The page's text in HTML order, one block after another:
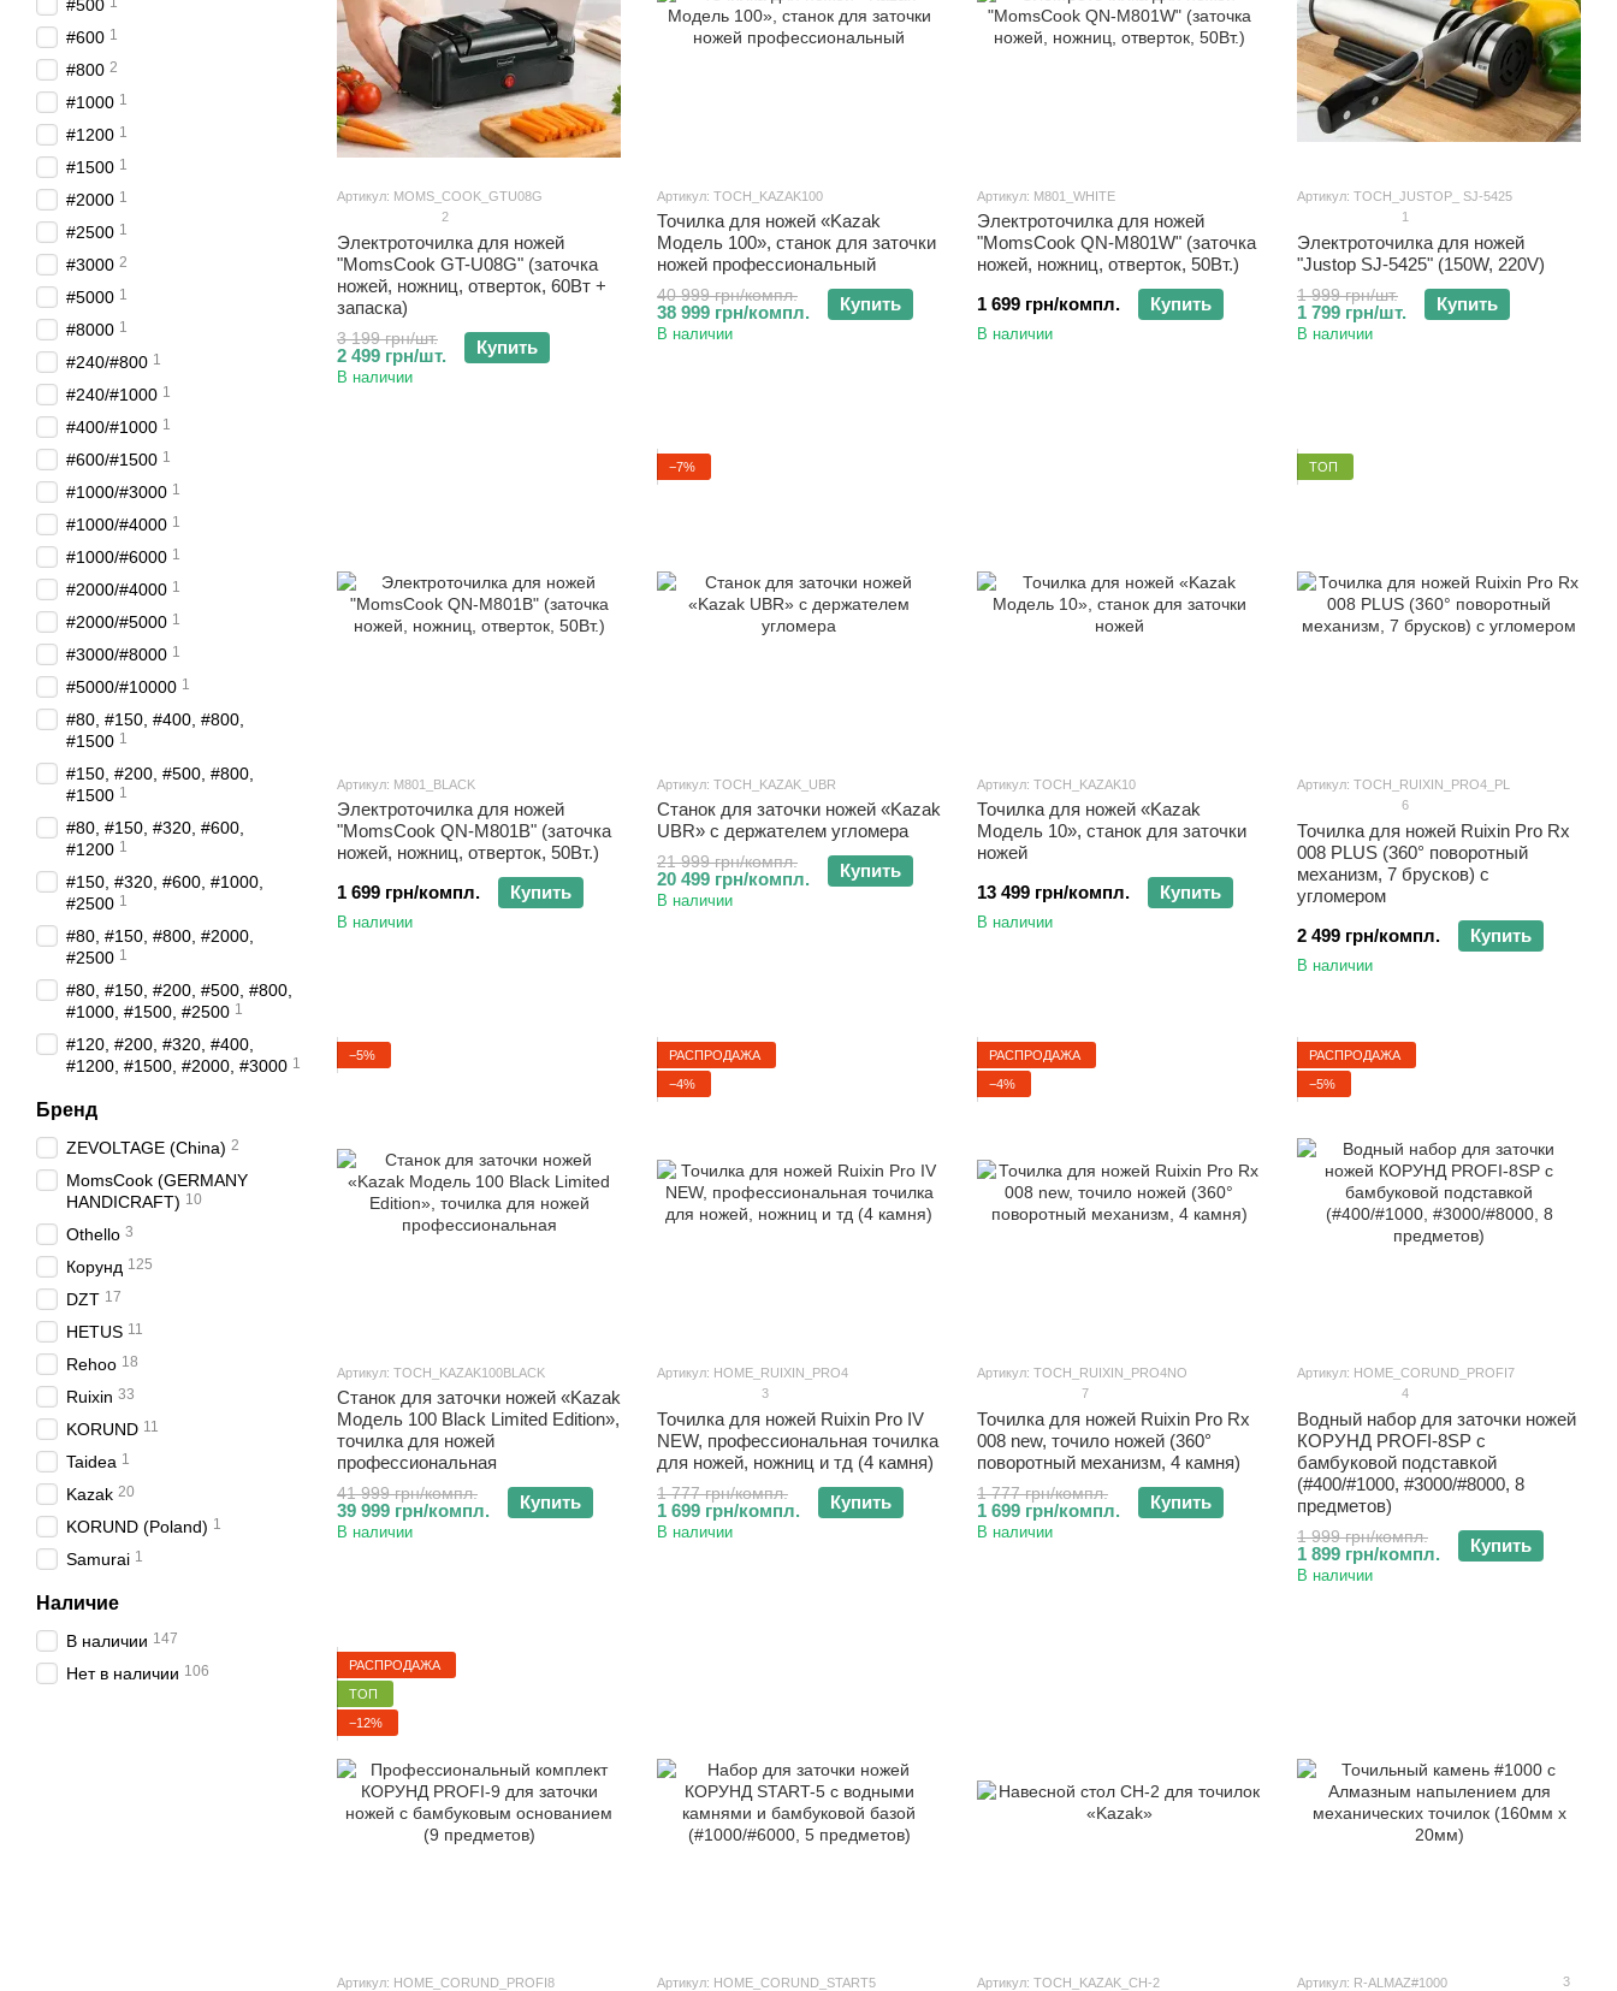
Артикул: MOMS_COOK_GTU08G
2
Электроточилка для ножей
"MomsCook GT-U08G" (заточка
ножей, ножниц, отверток, 60Вт +
запаска)
3 199 грн/шт.
2 499 грн/шт. Купить
В наличии
Артикул: TOCH_KAZAK100
Точилка для ножей «Kazak
Модель 100», станок для заточки
ножей профессиональный
40 999 грн/компл.
38 999 грн/компл. Купить
В наличии
Артикул: M801_WHITE
Электроточилка для ножей
"MomsCook QN-M801W" (заточка
ножей, ножниц, отверток, 50Вт.)
1 699 грн/компл.
Купить
В наличии
Артикул: TOCH_JUSTOP_ SJ-5425
1
Электроточилка для ножей
"Justop SJ-5425" (150W, 220V)
1 999 грн/шт.
1 799 грн/шт. Купить
В наличии
Артикул: M801_BLACK
Электроточилка для ножей
"MomsCook QN-M801B" (заточка
ножей, ножниц, отверток, 50Вт.)
1 699 грн/компл.
Купить
В наличии
−7%
Артикул: TOCH_KAZAK_UBR
Cтанок для заточки ножей «Kazak
UBR» с держателем угломера
21 999 грн/компл.
20 499 грн/компл. Купить
В наличии
Артикул: TOCH_KAZAK10
Точилка для ножей «Kazak
Модель 10», станок для заточки
ножей
13 499 грн/компл.
Купить
В наличии
ТОП
Артикул: TOCH_RUIXIN_PRO4_PL
6
Точилка для ножей Ruixin Pro Rx
008 PLUS (360° поворотный
механизм, 7 брусков) с
угломером
2 499 грн/компл.
Купить
В наличии
−5%
Артикул: TOCH_KAZAK100BLACK
Станок для заточки ножей «Kazak
Модель 100 Black Limited Edition»,
точилка для ножей
профессиональная
41 999 грн/компл.
39 999 грн/компл. Купить
В наличии
РАСПРОДАЖА
−4%
Артикул: HOME_RUIXIN_PRO4
3
Точилка для ножей Ruixin Pro IV
NEW, профессиональная точилка
для ножей, ножниц и тд (4 камня)
1 777 грн/компл.
1 699 грн/компл. Купить
В наличии
РАСПРОДАЖА
−4%
Артикул: TOCH_RUIXIN_PRO4NO
7
Точилка для ножей Ruixin Pro Rx
008 new, точило ножей (360°
поворотный механизм, 4 камня)
1 777 грн/компл.
1 699 грн/компл. Купить
В наличии
РАСПРОДАЖА
−5%
Артикул: HOME_CORUND_PROFI7
4
Водный набор для заточки ножей
КОРУНД PROFI-8SP с
бамбуковой подставкой
(#400/#1000, #3000/#8000, 8
предметов)
1 999 грн/компл.
1 899 грн/компл. Купить
В наличии
РАСПРОДАЖА
ТОП
−12%
Артикул: HOME_CORUND_PROFI8
Артикул: HOME_CORUND_START5
Артикул: TOCH_KAZAK_СН-2
Артикул: R-ALMAZ#1000 3
#500
#600 1
#800 2
#1000 1
#1200 1
#1500 1
#2000 1
#2500 1
#3000 2
#5000 1
#8000 1
#240/#800 1
#240/#1000 1
#400/#1000 1
#600/#1500 1
#1000/#3000 1
#1000/#4000 1
#1000/#6000 1
#2000/#4000 1
#2000/#5000 1
#3000/#8000 1
#5000/#10000 1
#80, #150, #400, #800,
#1500 1
#150, #200, #500, #800,
#1500 1
#80, #150, #320, #600,
#1200 1
#150, #320, #600, #1000,
#2500 1
#80, #150, #800, #2000,
#2500 1
#80, #150, #200, #500, #800,
#1000, #1500, #2500 1
#120, #200, #320, #400,
#1200, #1500, #2000, #3000 1
Бренд
ZEVOLTAGE (China) 2
MomsCook (GERMANY
HANDICRAFT) 10
Othello 3
Корунд 125
DZT 17
HETUS 11
Rehoo 18
Ruixin 33
KORUND 11
Taidea 1
Kazak 20
KORUND (Poland) 1
Samurai 1
Наличие
В наличии 147
Нет в наличии 106